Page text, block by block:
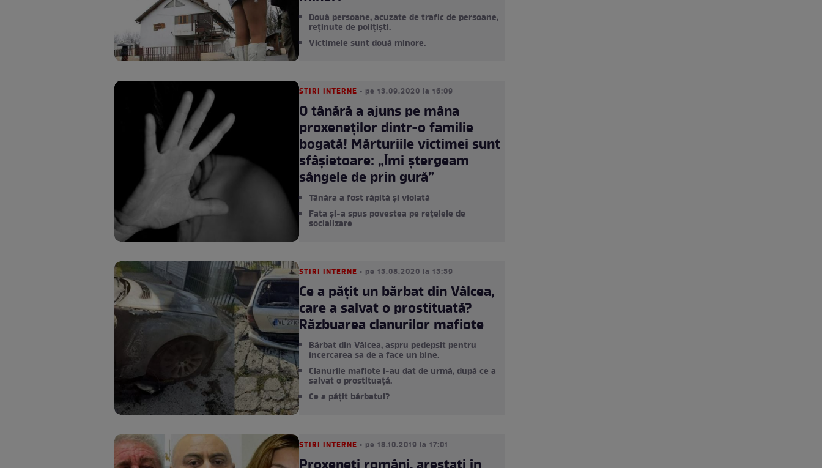
Două persoane, acuzate de trafic de persoane,
reținute de polițiști.
Victimele sunt două minore.
STIRI INTERNE • pe 13.09.2020 la 16:09
O tânără a ajuns pe mâna
proxeneților dintr-o familie
bogată! Mărturiile victimei sunt
sfâșietoare: „Îmi ștergeam
sângele de prin gură”
Tânăra a fost răpită și violată
Fata și-a spus povestea pe rețelele de
socializare
STIRI INTERNE • pe 15.08.2020 la 15:59
Ce a pățit un bărbat din Vâlcea,
care a salvat o prostituată?
Răzbuarea clanurilor mafiote
Bărbat din Vâlcea, aspru pedepsit pentru
încercarea sa de a face un bine.
Clanurile mafiote i-au dat de urmă, după ce a
salvat o prostituață.
Ce a pățit bărbatul?
STIRI INTERNE • pe 18.10.2019 la 17:01